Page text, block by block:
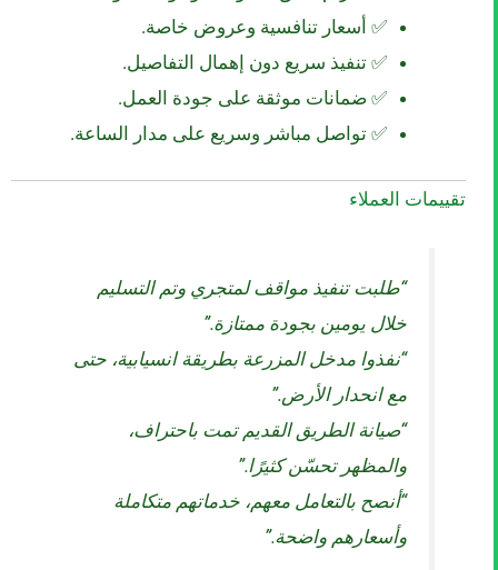
✅ أسعار تنافسية وعروض خاصة.
✅ تنفيذ سريع دون إهمال التفاصيل.
✅ ضمانات موثقة على جودة العمل.
✅ تواصل مباشر وسريع على مدار الساعة.
تقييمات العملاء
“طلبت تنفيذ مواقف لمتجري وتم التسليم
خلال يومين بجودة ممتازة.”
“نفذوا مدخل المزرعة بطريقة انسيابية، حتى
مع انحدار الأرض.”
“صيانة الطريق القديم تمت باحتراف،
والمظهر تحسّن كثيرًا.”
“أنصح بالتعامل معهم، خدماتهم متكاملة
وأسعارهم واضحة.”